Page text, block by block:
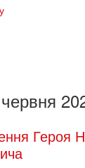
Героя